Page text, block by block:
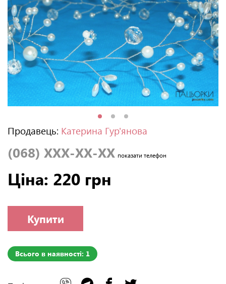
Продавець: Катерина Гур'янова
(068) XXX-XX-XX показати телефон
Ціна: 220 грн
Купити
Всього в наявності: 1